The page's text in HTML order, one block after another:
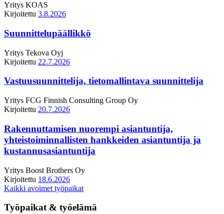
Yritys KOAS
Kirjoitettu 3.8.2026
Suunnittelupäällikkö
Yritys Tekova Oyj
Kirjoitettu 22.7.2026
Vastuusuunnittelija, tietomallintava suunnittelija
Yritys FCG Finnish Consulting Group Oy
Kirjoitettu 20.7.2026
Rakennuttamisen nuorempi asiantuntija,
yhteistoiminnallisten hankkeiden asiantuntija ja
kustannusasiantuntija
Yritys Boost Brothers Oy
Kirjoitettu 18.6.2026
Kaikki avoimet työpaikat
Työpaikat & työelämä